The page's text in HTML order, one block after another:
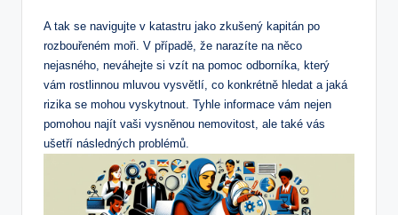
A tak se navigujte v katastru ⁤jako ⁢zkušený ⁤kapitán‍ po
rozbouřeném⁤ moři.​ V⁣ případě,⁢ že narazíte na něco
nejasného, neváhejte ‍si vzít na ‍pomoc odborníka, který
vám rostlinnou mluvou vysvětlí, co konkrétně hledat a jaká⁢
rizika se mohou ⁢vyskytnout. Tyhle informace vám nejen⁤
pomohou najít vaši vysněnou nemovitost,⁢ ale⁣ také vás⁤
ušetří následných ⁣problémů.